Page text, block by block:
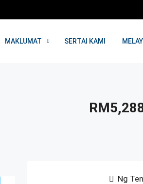
MAKLUMAT SERTAI KAMI
Ng